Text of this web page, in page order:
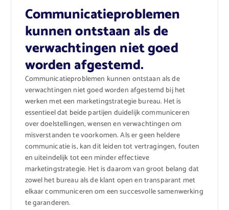
Communicatieproblemen
kunnen ontstaan als de
verwachtingen niet goed
worden afgestemd.
Communicatieproblemen kunnen ontstaan als de
verwachtingen niet goed worden afgestemd bij het
werken met een marketingstrategie bureau. Het is
essentieel dat beide partijen duidelijk communiceren
over doelstellingen, wensen en verwachtingen om
misverstanden te voorkomen. Als er geen heldere
communicatie is, kan dit leiden tot vertragingen, fouten
en uiteindelijk tot een minder effectieve
marketingstrategie. Het is daarom van groot belang dat
zowel het bureau als de klant open en transparant met
elkaar communiceren om een succesvolle samenwerking
te garanderen.